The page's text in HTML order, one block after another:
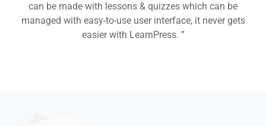
can be made with lessons & quizzes which can be
managed with easy-to-use user interface, it never gets
easier with LearnPress. ”